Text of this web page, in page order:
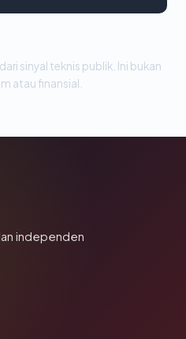
sinyal teknis publik. Ini bukan
atau finansial.
independen